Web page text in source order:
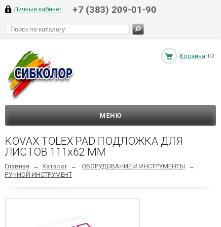
Личный кабинет +7 (383) 209-01-90
Корзина +0
МЕНЮ
KOVAX TOLEX PAD ПОДЛОЖКА ДЛЯ
ЛИСТОВ 111x62 ММ
Главная → Каталог → ОБОРУДОВАНИЕ И ИНСТРУМЕНТЫ →
РУЧНОЙ ИНСТРУМЕНТ